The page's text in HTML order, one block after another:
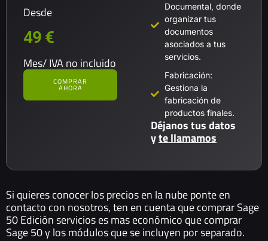
Desde
49 €
Mes/ IVA no incluido
COMPRAR
AHORA
Documental, donde
organizar tus
documentos
asociados a tus
servicios.
Fabricación:
Gestiona la
fabricación de
productos finales.
Déjanos tus datos
yte llamamos
Si quieres conocer los precios en la nube ponte en
contacto con nosotros, ten en cuenta que comprar Sage
50 Edición servicios es mas económico que comprar
Sage 50 y los módulos que se incluyen por separado.